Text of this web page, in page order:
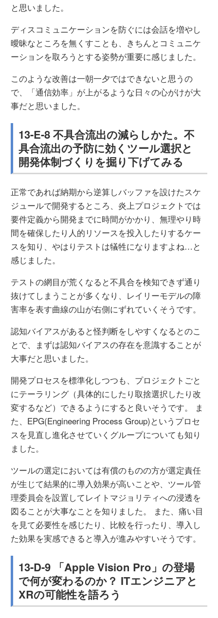
と思いました。
ディスコミュニケーションを防ぐには会話を増やし
曖昧なところを無くすことも、きちんとコミュニケ
ーションを取ろうとする姿勢が重要に感じました。
このような改善は一朝一夕ではできないと思うの
で、「通信効率」が上がるような日々の心がけが大
事だと思いました。
13-E-8 不具合流出の減らしかた。不
具合流出の予防に効くツール選択と
開発体制づくりを掘り下げてみる
正常であれば納期から逆算しバッファを設けたスケ
ジュールで開発するところ、炎上プロジェクトでは
要件定義から開発までに時間がかかり、無理やり時
間を確保したり人的リソースを投入したりするケー
スを知り、やはりテストは犠牲になりますよね…と
感じました。
テストの網目が荒くなると不具合を検知できず通り
抜けてしまうことが多くなり、レイリーモデルの障
害率を表す曲線の山が右側にずれていくそうです。
認知バイアスがあると怪判断をしやすくなるとのこ
とで、まずは認知バイアスの存在を意識することが
大事だと思いました。
開発プロセスを標準化しつつも、プロジェクトごと
にテーラリング（具体的にしたり取捨選択したり改
変するなど）できるようにすると良いそうです。 ま
た、EPG(Engineering Process Group)というプロセ
スを見直し進化させていくグループについても知り
ました。
ツールの選定においては有償のものの方が選定責任
が生じて結果的に導入効果が高いことや、ツール管
理委員会を設置してレイトマジョリティへの浸透を
図ることが大事なことを知りました。 また、痛い目
を見て必要性を感じたり、比較を行ったり、導入し
た効果を実感できると導入が進みやすいそうです。
13-D-9 「Apple Vision Pro」の登場
で何が変わるのか？ ITエンジニアと
XRの可能性を語ろう